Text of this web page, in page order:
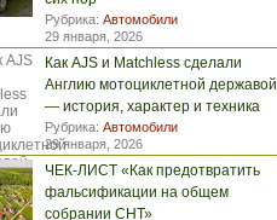
Рубрика: Автомобили
29 января, 2026
Как AJS и Matchless сделали
Англию мотоциклетной державой
— история, характер и техника
Рубрика: Автомобили
29 января, 2026
ЧЕК-ЛИСТ «Как предотвратить
фальсификации на общем
собрании СНТ»